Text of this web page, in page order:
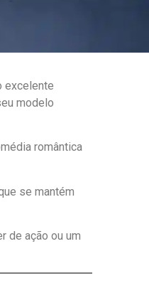
excelente
modelo
romântica
se mantém
de ação ou um